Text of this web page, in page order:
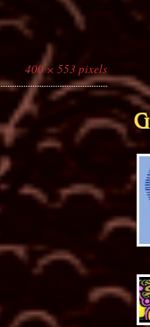
400 × 553 pixels